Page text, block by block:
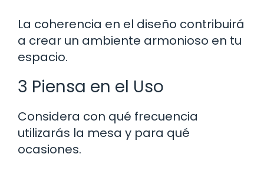
La coherencia en el diseño contribuirá
a crear un ambiente armonioso en tu
espacio.
3 Piensa en el Uso
Considera con qué frecuencia
utilizarás la mesa y para qué
ocasiones.